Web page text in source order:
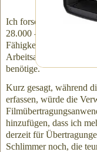
Ich forschte weiter und
28.000 - 35.000 Dollar
Fähigkeiten haben,
Arbeitsablauf
benötige.
Kurz gesagt, während
erfassen, würde die
hinzufügen, dass ich
derzeit für
Schlimmer noch, die